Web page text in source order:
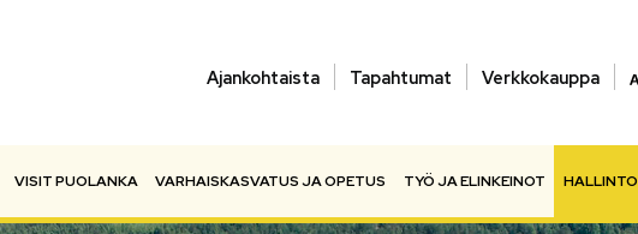
Ajankohtaista Tapahtumat Verkkokauppa
VISIT PUOLANKA VARHAISKASVATUS JA OPETUS TYÖ JA ELINKEINOT HALLINTO